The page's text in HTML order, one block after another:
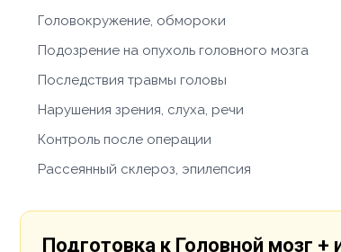
Головокружение, обмороки
Подозрение на опухоль головного мозга
Последствия травмы головы
Нарушения зрения, слуха, речи
Контроль после операции
Рассеянный склероз, эпилепсия
Подготовка к Головной мозг